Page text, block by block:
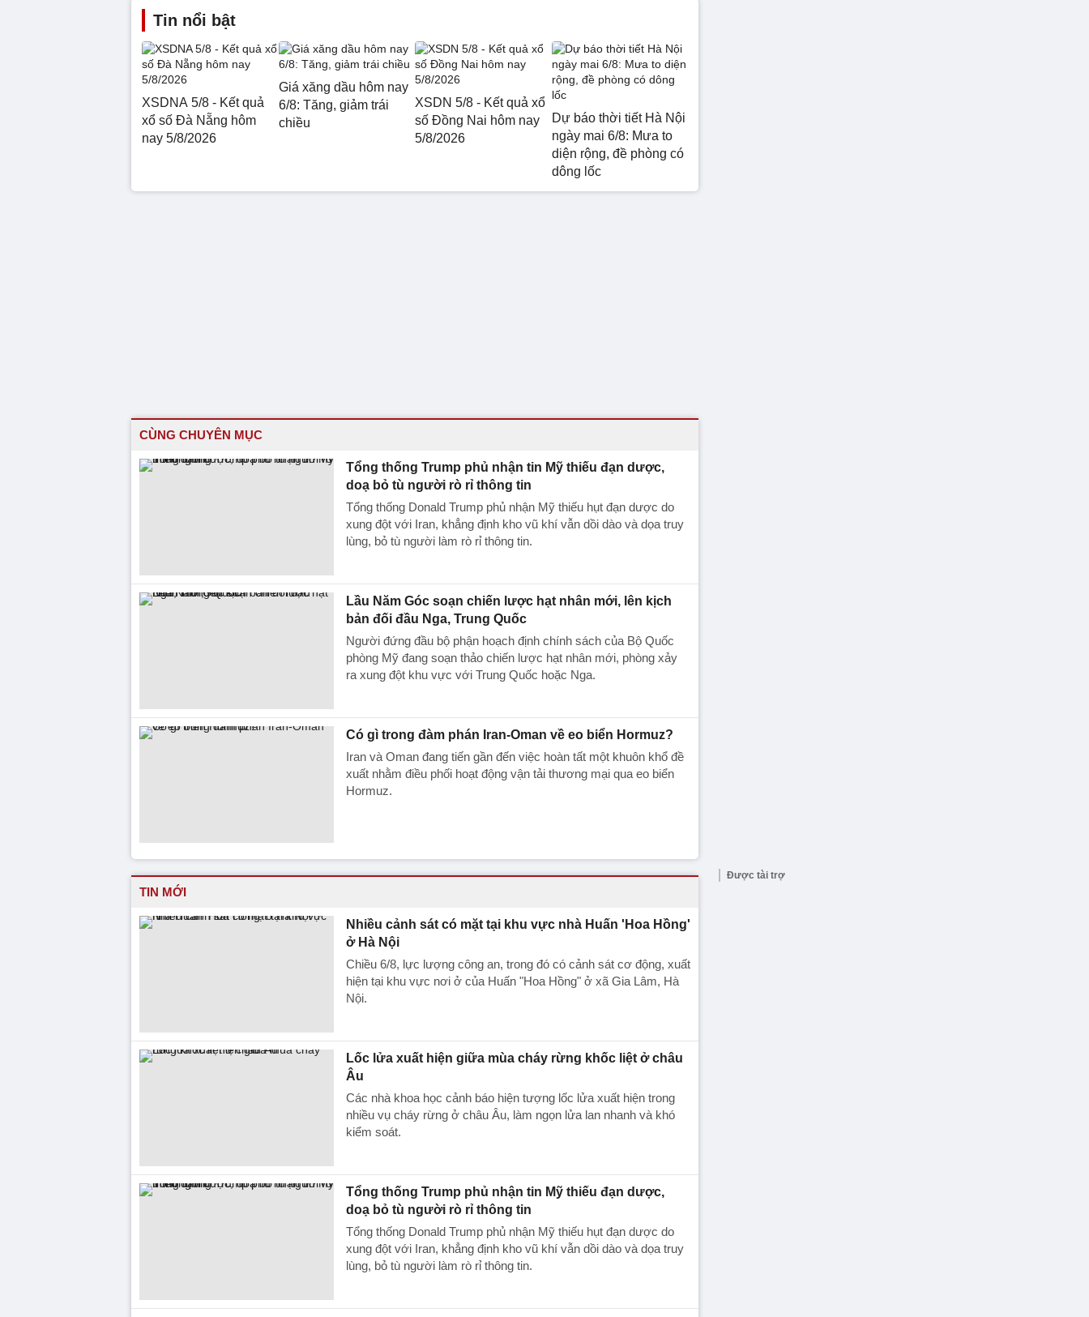
Tin nổi bật
XSDNA 5/8 - Kết quả
xổ số Đà Nẵng hôm
nay 5/8/2026
Giá xăng dầu hôm nay
6/8: Tăng, giảm trái
chiều
XSDN 5/8 - Kết quả xổ
số Đồng Nai hôm nay
5/8/2026
Dự báo thời tiết Hà Nội
ngày mai 6/8: Mưa to
diện rộng, đề phòng có
dông lốc
CÙNG CHUYÊN MỤC
Tổng thống Trump phủ nhận tin Mỹ thiếu đạn dược,
doạ bỏ tù người rò rỉ thông tin
Tổng thống Donald Trump phủ nhận Mỹ thiếu hụt đạn dược do
xung đột với Iran, khẳng định kho vũ khí vẫn dồi dào và dọa truy
lùng, bỏ tù người làm rò rỉ thông tin.
Lầu Năm Góc soạn chiến lược hạt nhân mới, lên kịch
bản đối đầu Nga, Trung Quốc
Người đứng đầu bộ phận hoạch định chính sách của Bộ Quốc
phòng Mỹ đang soạn thảo chiến lược hạt nhân mới, phòng xảy
ra xung đột khu vực với Trung Quốc hoặc Nga.
Có gì trong đàm phán Iran-Oman về eo biển Hormuz?
Iran và Oman đang tiến gần đến việc hoàn tất một khuôn khổ đề
xuất nhằm điều phối hoạt động vận tải thương mại qua eo biển
Hormuz.
TIN MỚI
Nhiều cảnh sát có mặt tại khu vực nhà Huấn 'Hoa Hồng'
ở Hà Nội
Chiều 6/8, lực lượng công an, trong đó có cảnh sát cơ động, xuất
hiện tại khu vực nơi ở của Huấn "Hoa Hồng" ở xã Gia Lâm, Hà
Nội.
Lốc lửa xuất hiện giữa mùa cháy rừng khốc liệt ở châu
Âu
Các nhà khoa học cảnh báo hiện tượng lốc lửa xuất hiện trong
nhiều vụ cháy rừng ở châu Âu, làm ngọn lửa lan nhanh và khó
kiểm soát.
Tổng thống Trump phủ nhận tin Mỹ thiếu đạn dược,
doạ bỏ tù người rò rỉ thông tin
Tổng thống Donald Trump phủ nhận Mỹ thiếu hụt đạn dược do
xung đột với Iran, khẳng định kho vũ khí vẫn dồi dào và dọa truy
lùng, bỏ tù người làm rò rỉ thông tin.
Được tài trợ